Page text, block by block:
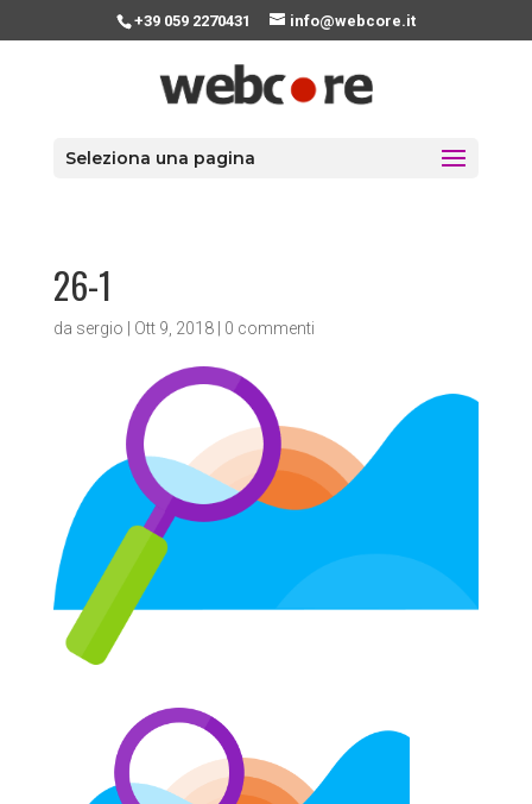
+39 059 2270431 info@webcore.it
Seleziona una pagina
26-1
da sergio Ott 9, 2018| 0 commenti